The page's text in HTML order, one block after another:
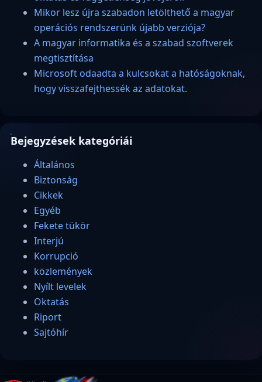
Mikor lesz újra szabadon letölthető a magyar
operációs rendszerünk újabb verziója?
A magyar informatika és a szabad szoftverek
megtisztítása
Microsoft odaadta a kulcsokat a hatóságoknak,
hogy visszafejthessék az adatokat.
Bejegyzések kategóriái
Általános
Biztonság
Cikkek
Egyéb
Fekete tükör
Interjú
Korrupció
közlemények
Nyílt levelek
Oktatás
Riport
Sajtóhír